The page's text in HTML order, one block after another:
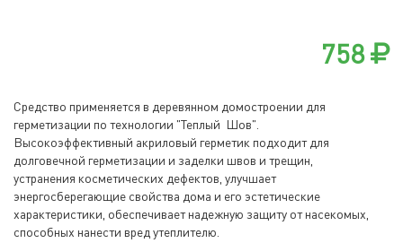
758
Средство применяется в деревянном домостроении для
герметизации по технологии "Теплый Шов".
Высокоэффективный акриловый герметик подходит для
долговечной герметизации и заделки швов и трещин,
устранения косметических дефектов, улучшает
энергосберегающие свойства дома и его эстетические
характеристики, обеспечивает надежную защиту от насекомых,
способных нанести вред утеплителю.